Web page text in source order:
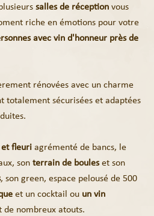
salles de réceptionvous
riche en émotions pour votre
avec vin d'honneur près de
rénovées avec un charme
totalement sécurisées et adaptées
et fleuriagrémenté de bancs, le
sonterrain de bouleset son
, son green, espace pelousé de 500
et un cocktail ou un vin
de nombreux atouts.